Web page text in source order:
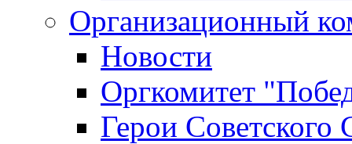
Организационный
Новости
Оргкомитет
Герои Советского